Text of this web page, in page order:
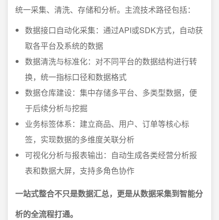
统一采集、清洗、存储和分析。主流技术路径包括：
数据接口自动化采集：通过API或SDK方式，自动获
取各平台及系统的数据
数据清洗与标准化：对不同平台的数据结构进行转
换，统一指标口径和数据格式
数据仓库建设：集中存储多平台、多类型数据，便
于后续分析与挖掘
业务标签体系：建立商品、用户、订单等核心标
签，实现数据的多维度关联分析
可视化分析与报表输出：自动生成各类经营分析报
表和数据大屏，支持多角色协作
一站式整合不只是数据汇总，更是从数据采集到智能分
析的全流程打通。